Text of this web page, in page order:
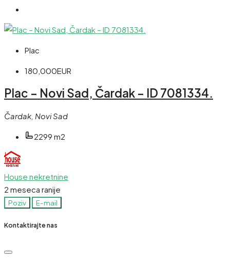
Plac
180,000EUR
Plac – Novi Sad, Čardak – ID 7081334.
Čardak, Novi Sad
2299 m2
House nekretnine
2 meseca ranije
Poziv E-mail
Kontaktirajte nas